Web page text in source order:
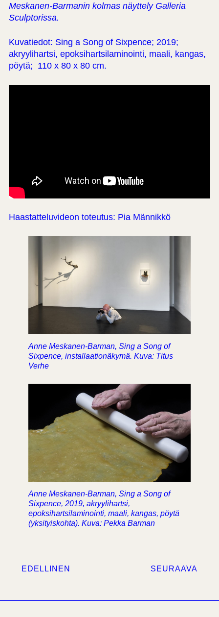
Meskanen-Barmanin kolmas näyttely Galleria
Sculptorissa.
Kuvatiedot: Sing a Song of Sixpence; 2019;
akryylihartsi, epoksihartsilaminointi, maali, kangas,
pöytä; 110 x 80 x 80 cm.
Haastatteluvideon toteutus: Pia Männikkö
Anne Meskanen-Barman, Sing a Song of
Sixpence, installaationäkymä. Kuva: Titus
Verhe
Anne Meskanen-Barman, Sing a Song of
Sixpence, 2019, akryylihartsi,
epoksihartsilaminointi, maali, kangas, pöytä
(yksityiskohta). Kuva: Pekka Barman
EDELLINEN SEURAAVA